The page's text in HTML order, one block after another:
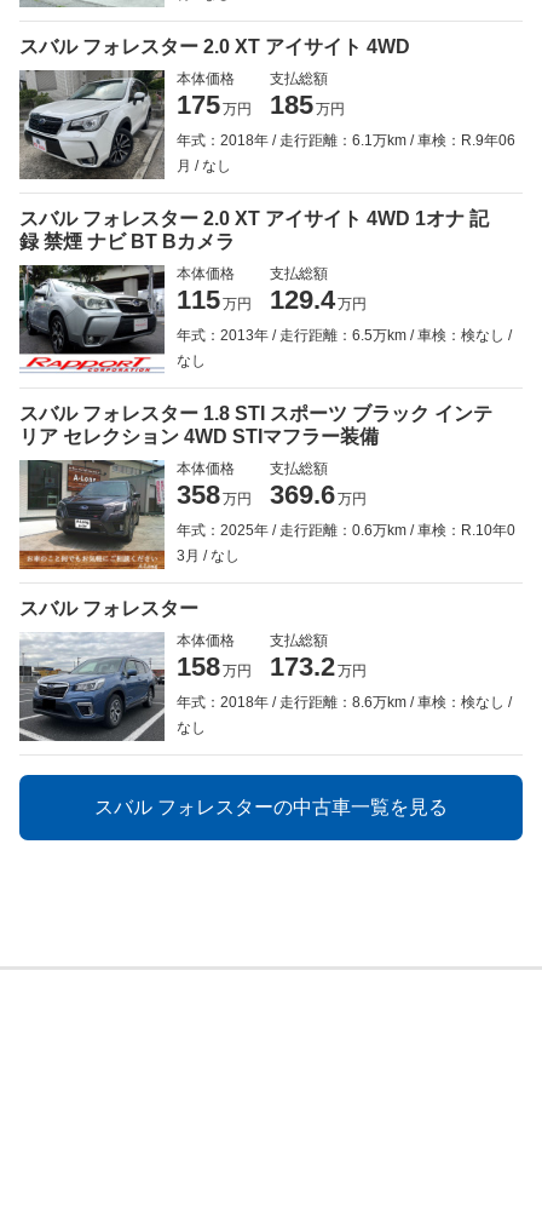
スバル フォレスター 2.0 XT アイサイト 4WD
本体価格
175万円
支払総額
185万円
年式：2018年
走行距離：6.1万km
車検：R.9年06
月
なし
スバル フォレスター 2.0 XT アイサイト 4WD 1オナ 記
録 禁煙 ナビ BT Bカメラ
本体価格
115万円
支払総額
129.4万円
年式：2013年
走行距離：6.5万km
車検：検なし
なし
スバル フォレスター 1.8 STI スポーツ ブラック インテ
リア セレクション 4WD STIマフラー装備
本体価格
358万円
支払総額
369.6万円
年式：2025年
走行距離：0.6万km
車検：R.10年0
3月
なし
スバル フォレスター
本体価格
158万円
支払総額
173.2万円
年式：2018年
走行距離：8.6万km
車検：検なし
なし
スバル フォレスターの中古車一覧を見る